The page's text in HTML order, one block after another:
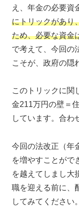
え、年金の必要資
にトリックがあり
ため、必要な資金
で考えて、今回の
こそが、政府の隠
このトリックに関
金211万円の壁＝
しています。合わ
今回の法改正（年
を増やすことがで
を越えてしまし大
職を迎える前に、
してみてください。